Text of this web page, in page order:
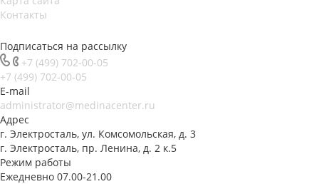
Контакты
Подписаться на рассылку
+7 (499) 702-00-05
+7 (499) 702-00-05
E-mail
administrator@medinacenter.ru
Адрес
г. Электросталь, ул. Комсомольская, д. 3
г. Электросталь, пр. Ленина, д. 2 к.5
Режим работы
Ежедневно 07.00-21.00